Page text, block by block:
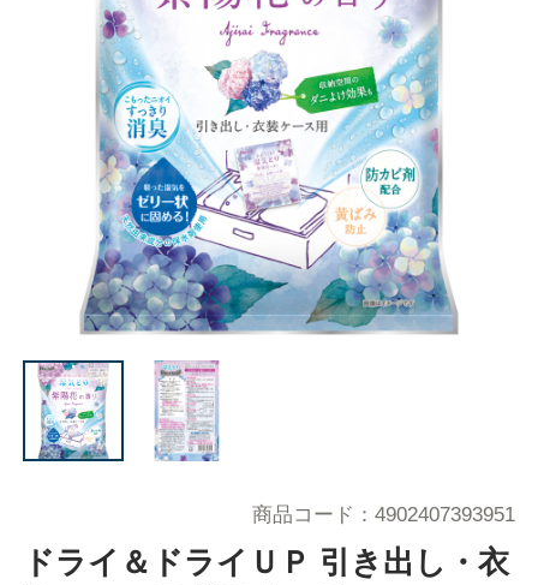
ドライ＆ドライＵＰ 引き出し・衣
商品コード 4902407393951